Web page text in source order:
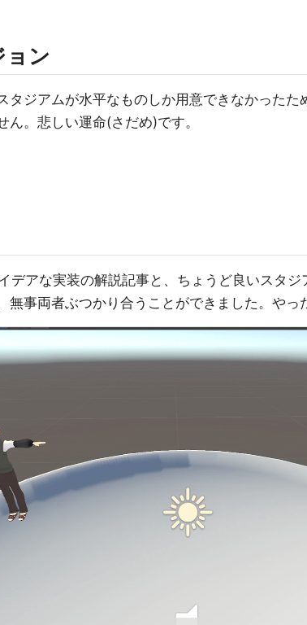
ョン
タジアムが水平なものしか用意できなかったた
ん。悲しい運命(さだめ)です。
デアな実装の解説記事と、ちょうど良いスタジ
無事両者ぶつかり合うことができました。やっ